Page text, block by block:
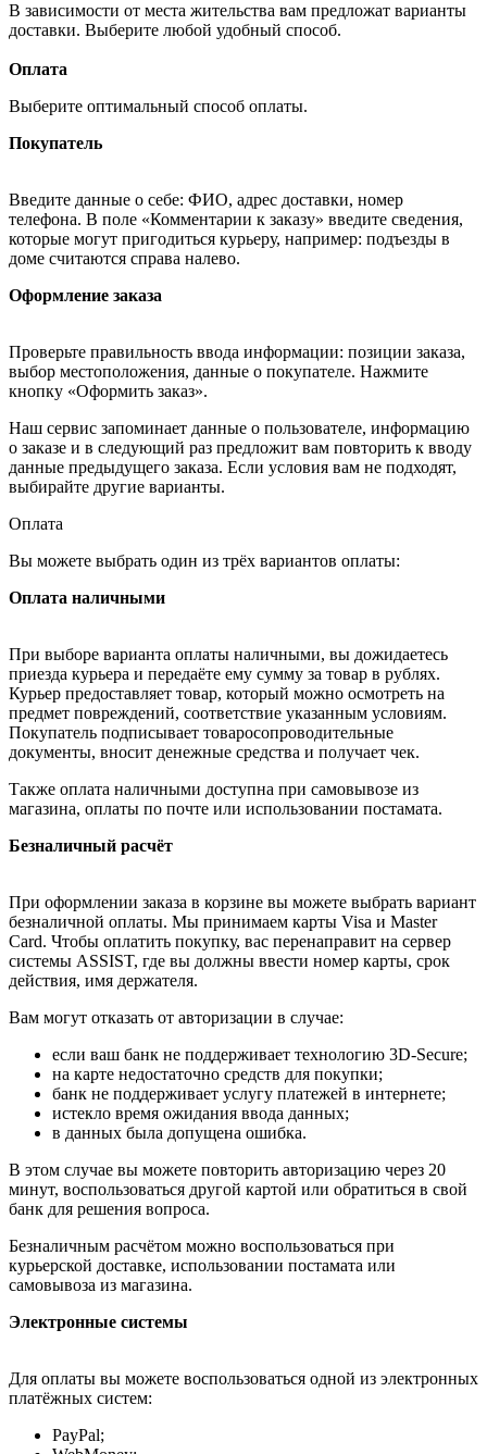
В зависимости от места жительства вам предложат варианты
доставки. Выберите любой удобный способ.
Оплата
Выберите оптимальный способ оплаты.
Покупатель
Введите данные о себе: ФИО, адрес доставки, номер
телефона. В поле «Комментарии к заказу» введите сведения,
которые могут пригодиться курьеру, например: подъезды в
доме считаются справа налево.
Оформление заказа
Проверьте правильность ввода информации: позиции заказа,
выбор местоположения, данные о покупателе. Нажмите
кнопку «Оформить заказ».
Наш сервис запоминает данные о пользователе, информацию
о заказе и в следующий раз предложит вам повторить к вводу
данные предыдущего заказа. Если условия вам не подходят,
выбирайте другие варианты.
Оплата
Вы можете выбрать один из трёх вариантов оплаты:
Оплата наличными
При выборе варианта оплаты наличными, вы дожидаетесь
приезда курьера и передаёте ему сумму за товар в рублях.
Курьер предоставляет товар, который можно осмотреть на
предмет повреждений, соответствие указанным условиям.
Покупатель подписывает товаросопроводительные
документы, вносит денежные средства и получает чек.
Также оплата наличными доступна при самовывозе из
магазина, оплаты по почте или использовании постамата.
Безналичный расчёт
При оформлении заказа в корзине вы можете выбрать вариант
безналичной оплаты. Мы принимаем карты Visa и Master
Card. Чтобы оплатить покупку, вас перенаправит на сервер
системы ASSIST, где вы должны ввести номер карты, срок
действия, имя держателя.
Вам могут отказать от авторизации в случае:
если ваш банк не поддерживает технологию 3D-Secure;
на карте недостаточно средств для покупки;
банк не поддерживает услугу платежей в интернете;
истекло время ожидания ввода данных;
в данных была допущена ошибка.
В этом случае вы можете повторить авторизацию через 20
минут, воспользоваться другой картой или обратиться в свой
банк для решения вопроса.
Безналичным расчётом можно воспользоваться при
курьерской доставке, использовании постамата или
самовывоза из магазина.
Электронные системы
Для оплаты вы можете воспользоваться одной из электронных
платёжных систем:
PayPal;